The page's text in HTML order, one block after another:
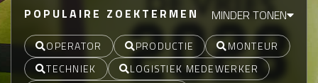
POPULAIRE ZOEKTERMEN MINDER TONEN
OPERATOR PRODUCTIE
MONTEUR
TECHNIEK
LOGISTIEK MEDEWERKER